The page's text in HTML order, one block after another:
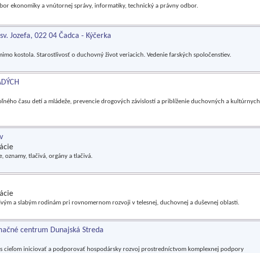
ekonomiky a vnútornej správy, informatiky, technický a právny odbor.
Jozefa, 022 04 Čadca - Kýčerka
kostola. Starostlivosť o duchovný život veriacich. Vedenie farských spoločenstiev.
času detí a mládeže, prevencie drogových závislostí a priblíženie duchovných a kultúrnych
oznamy, tlačivá, orgány a tlačivá.
a slabým rodinám pri rovnomernom rozvoji v telesnej, duchovnej a duševnej oblasti.
centrum Dunajská Streda
cieľom iniciovať a podporovať hospodársky rozvoj prostredníctvom komplexnej podpory